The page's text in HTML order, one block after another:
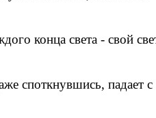
конца света - свой
споткнувшись, падает с